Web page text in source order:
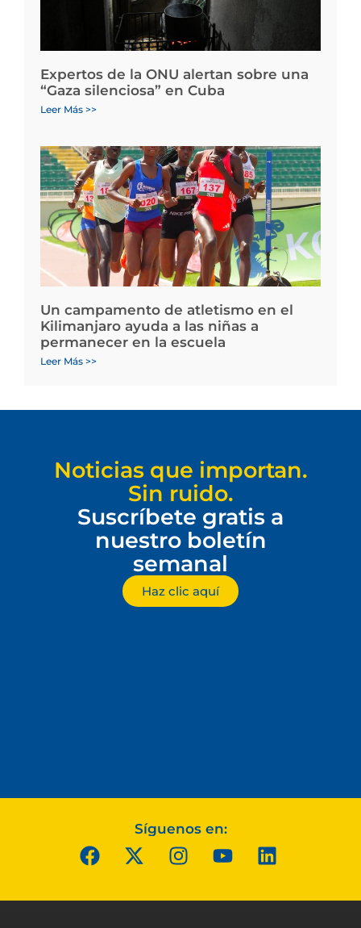
Expertos de la ONU alertan sobre una
“Gaza silenciosa” en Cuba
Leer Más >>
Un campamento de atletismo en el
Kilimanjaro ayuda a las niñas a
permanecer en la escuela
Leer Más >>
Noticias que importan.
Sin ruido.
Suscríbete gratis a
nuestro boletín
semanal
Haz clic aquí
Síguenos en: